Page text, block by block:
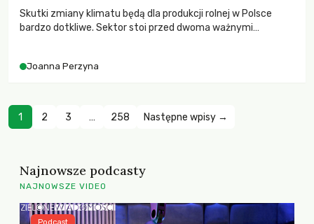
Skutki zmiany klimatu będą dla produkcji rolnej w Polsce
bardzo dotkliwe. Sektor stoi przed dwoma ważnymi
zachodzących zmian klimatycznych. Wymagać to będzie
Joanna Perzyna
1 2 3 … 258 Następne wpisy →
Najnowsze podcasty
NAJNOWSZE VIDEO
Podcast